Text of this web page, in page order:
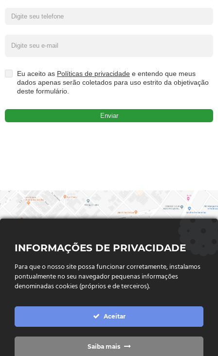
Eu aceito as Políticas de privacidade e entendo que meus
dados apenas serão coletados para uso estrito da objetivação
deste formulário.
FALE CONOSCO
Endereço:Rua Said Abdalla, Nº 310, Jardim Rio Claro. CEP
75802-035, Jataí - GO
(64) 3632 - 2070
INFORMAÇÕES DE PRIVACIDADE
Para que o nosso site possa funcionar corretamente, instalamos
pontualmente no seu navegador pequenas informações
denominadas cookies (próprios e de terceiros).
Aceitar
Saiba mais